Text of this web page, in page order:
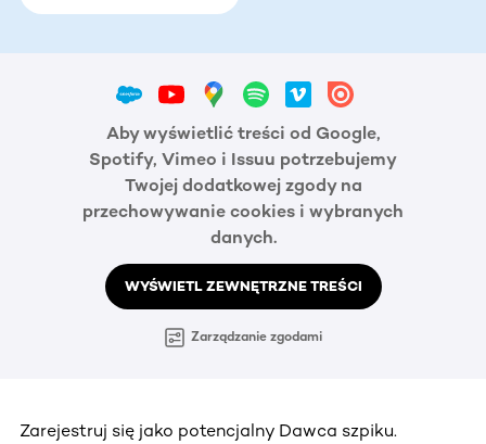
Aby wyświetlić treści od Google,
Spotify, Vimeo i Issuu potrzebujemy
Twojej dodatkowej zgody na
przechowywanie cookies i wybranych
danych.
WYŚWIETL ZEWNĘTRZNE TREŚCI
Zarządzanie zgodami
Zarejestruj się jako potencjalny Dawca szpiku.